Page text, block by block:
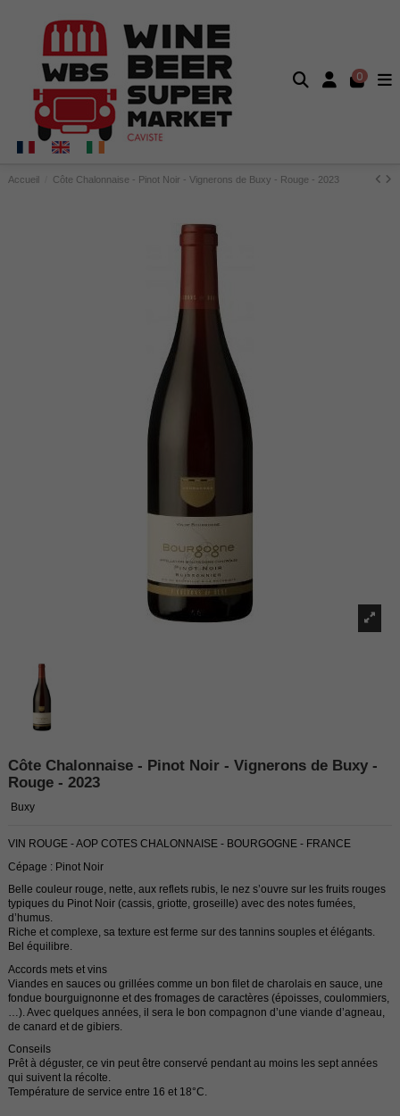
0
Accueil Côte Chalonnaise - Pinot Noir - Vignerons de Buxy - Rouge - 2023
Côte Chalonnaise - Pinot Noir - Vignerons de Buxy -
Rouge - 2023
Buxy
VIN ROUGE - AOP COTES CHALONNAISE - BOURGOGNE - FRANCE
Cépage : Pinot Noir
Belle couleur rouge, nette, aux reflets rubis, le nez s’ouvre sur les fruits rouges
typiques du Pinot Noir (cassis, griotte, groseille) avec des notes fumées,
d’humus.
Riche et complexe, sa texture est ferme sur des tannins souples et élégants.
Bel équilibre.
Accords mets et vins
Viandes en sauces ou grillées comme un bon filet de charolais en sauce, une
fondue bourguignonne et des fromages de caractères (époisses, coulommiers,
…). Avec quelques années, il sera le bon compagnon d’une viande d’agneau,
de canard et de gibiers.
Conseils
Prêt à déguster, ce vin peut être conservé pendant au moins les sept années
qui suivent la récolte.
Température de service entre 16 et 18°C.